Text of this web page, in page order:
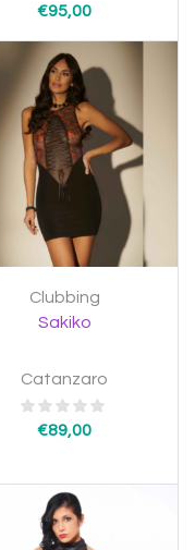
€95,00
Clubbing
Sakiko
Catanzaro
€89,00